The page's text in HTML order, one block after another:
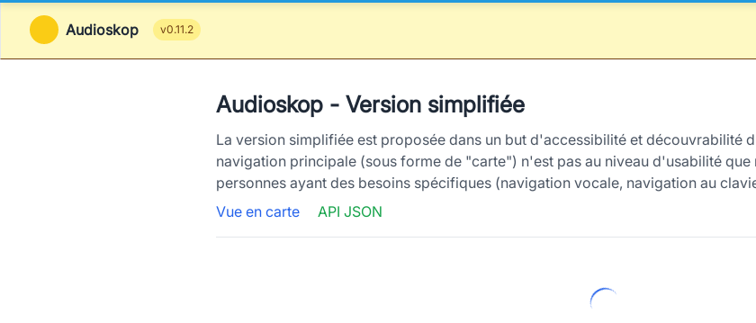
Audioskop v0.11.2
Audioskop - Version simplifiée
La version simplifiée est proposée dans un but d'accessibilité et découvrabilité
navigation principale (sous forme de "carte") n'est pas au niveau d'usabilité
personnes ayant des besoins spécifiques (navigation vocale, navigation au
Vue en carte
API JSON